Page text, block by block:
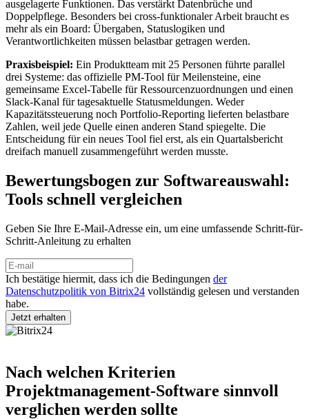
ausgelagerte Funktionen. Das verstärkt Datenbrüche und
Doppelpflege. Besonders bei cross-funktionaler Arbeit braucht es
mehr als ein Board: Übergaben, Statuslogiken und
Verantwortlichkeiten müssen belastbar getragen werden.
Praxisbeispiel: Ein Produktteam mit 25 Personen führte parallel
drei Systeme: das offizielle PM-Tool für Meilensteine, eine
gemeinsame Excel-Tabelle für Ressourcenzuordnungen und einen
Slack-Kanal für tagesaktuelle Statusmeldungen. Weder
Kapazitätssteuerung noch Portfolio-Reporting lieferten belastbare
Zahlen, weil jede Quelle einen anderen Stand spiegelte. Die
Entscheidung für ein neues Tool fiel erst, als ein Quartalsbericht
dreifach manuell zusammengeführt werden musste.
Bewertungsbogen zur Softwareauswahl:
Tools schnell vergleichen
Geben Sie Ihre E-Mail-Adresse ein, um eine umfassende Schritt-für-
Schritt-Anleitung zu erhalten
Ich bestätige hiermit, dass ich die Bedingungen der
Datenschutzpolitik von Bitrix24 vollständig gelesen und verstanden
habe.
Nach welchen Kriterien
Projektmanagement-Software sinnvoll
verglichen werden sollte